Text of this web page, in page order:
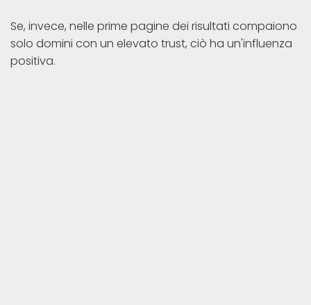
Se, invece, nelle prime pagine dei risultati compaiono
solo domini con un elevato trust, ciò ha un'influenza
positiva.